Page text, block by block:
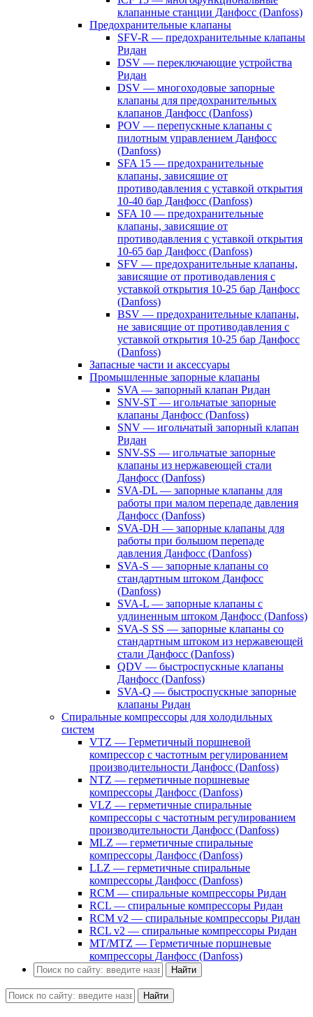
клапанные станции Данфосс (Danfoss)
Предохранительные клапаны
SFV-R — предохранительные клапаны
Ридан
DSV — переключающие устройства
Ридан
DSV — многоходовые запорные
клапаны для предохранительных
клапанов Данфосс (Danfoss)
POV — перепускные клапаны с
пилотным управлением Данфосс
(Danfoss)
SFA 15 — предохранительные
клапаны, зависящие от
противодавления с уставкой открытия
10-40 бар Данфосс (Danfoss)
SFA 10 — предохранительные
клапаны, зависящие от
противодавления с уставкой открытия
10-65 бар Данфосс (Danfoss)
SFV — предохранительные клапаны,
зависящие от противодавления с
уставкой открытия 10-25 бар Данфосс
(Danfoss)
BSV — предохранительные клапаны,
не зависящие от противодавления с
уставкой открытия 10-25 бар Данфосс
(Danfoss)
Запасные части и аксессуары
Промышленные запорные клапаны
SVA — запорный клапан Ридан
SNV-ST — игольчатые запорные
клапаны Данфосс (Danfoss)
SNV — игольчатый запорный клапан
Ридан
SNV-SS — игольчатые запорные
клапаны из нержавеющей стали
Данфосс (Danfoss)
SVA-DL — запорные клапаны для
работы при малом перепаде давления
Данфосс (Danfoss)
SVA-DH — запорные клапаны для
работы при большом перепаде
давления Данфосс (Danfoss)
SVA-S — запорные клапаны со
стандартным штоком Данфосс
(Danfoss)
SVA-L — запорные клапаны с
удлиненным штоком Данфосс (Danfoss)
SVA-S SS — запорные клапаны со
стандартным штоком из нержавеющей
стали Данфосс (Danfoss)
QDV — быстроспускные клапаны
Данфосс (Danfoss)
SVA-Q — быстроспускные запорные
клапаны Ридан
Спиральные компрессоры для холодильных
систем
VTZ — Герметичный поршневой
компрессор с частотным регулированием
производительности Данфосс (Danfoss)
NTZ — герметичные поршневые
компрессоры Данфосс (Danfoss)
VLZ — герметичные спиральные
компрессоры с частотным регулированием
производительности Данфосс (Danfoss)
MLZ — герметичные спиральные
компрессоры Данфосс (Danfoss)
LLZ — герметичные спиральные
компрессоры Данфосс (Danfoss)
RCM — спиральные компрессоры Ридан
RCL — спиральные компрессоры Ридан
RCM v2 — спиральные компрессоры Ридан
RCL v2 — спиральные компрессоры Ридан
MT/MTZ — Герметичные поршневые
компрессоры Данфосс (Danfoss)
Найти
Найти